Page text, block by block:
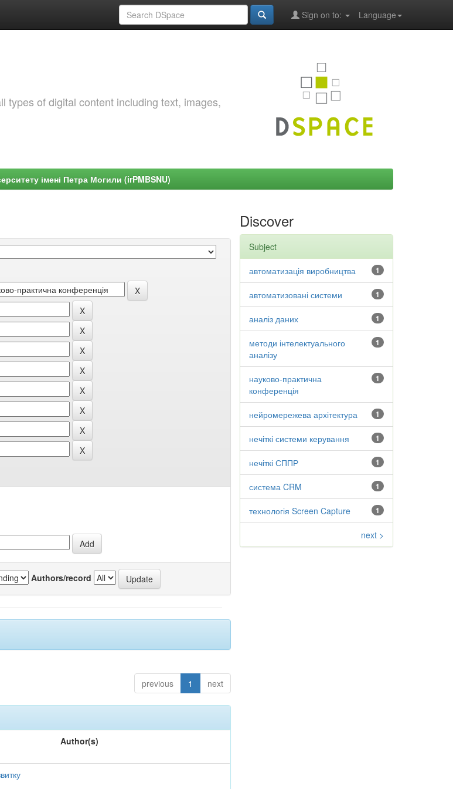
Language
Sign on to:
types of digital content including text, images,
імені Петра Могили (irPMBSNU)
Authors/record
previous 1 next
Author(s)
Discover
Subject
1
автоматизація виробництва
1
автоматизовані системи
1
аналіз даних
1
методи інтелектуального
аналізу
1
науково-практична
конференція
1
нейромережева архітектура
1
нечіткі системи керування
1
нечіткі СППР
1
система CRM
1
технологія Screen Capture
next >